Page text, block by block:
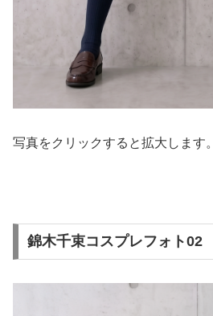
写真をクリックすると拡大します。
錦木千束コスプレフォト02